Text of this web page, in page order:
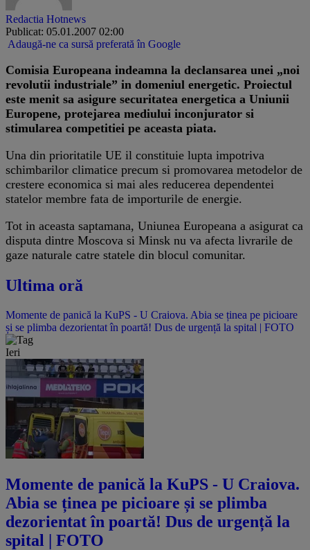
Redactia Hotnews
Publicat: 05.01.2007 02:00
Adaugă-ne ca sursă preferată în Google
Comisia Europeana indeamna la declansarea unei „noi
revolutii industriale” in domeniul energetic. Proiectul
este menit sa asigure securitatea energetica a Uniunii
Europene, protejarea mediului inconjurator si
stimularea competitiei pe aceasta piata.
Una din prioritatile UE il constituie lupta impotriva
schimbarilor climatice precum si promovarea metodelor de
crestere economica si mai ales reducerea dependentei
statelor membre fata de importurile de energie.
Tot in aceasta saptamana, Uniunea Europeana a asigurat ca
disputa dintre Moscova si Minsk nu va afecta livrarile de
gaze naturale catre statele din blocul comunitar.
Ultima oră
Momente de panică la KuPS - U Craiova. Abia se ținea pe picioare
și se plimba dezorientat în poartă! Dus de urgență la spital | FOTO
Ieri
Momente de panică la KuPS - U Craiova.
Abia se ținea pe picioare și se plimba
dezorientat în poartă! Dus de urgență la
spital | FOTO